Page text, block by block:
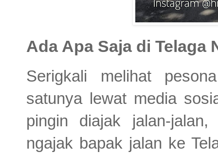
Ada Apa Saja di Telaga
Serigkali melihat
satunya lewat media
pingin diajak jalan-
ngajak bapak jalan ke